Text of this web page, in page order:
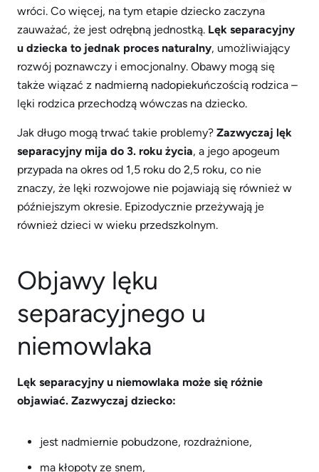
wróci. Co więcej, na tym etapie dziecko zaczyna
zauważać, że jest odrębną jednostką. Lęk separacyjny
u dziecka to jednak proces naturalny, umożliwiający
rozwój poznawczy i emocjonalny. Obawy mogą się
także wiązać z nadmierną nadopiekuńczością rodzica –
lęki rodzica przechodzą wówczas na dziecko.
Jak długo mogą trwać takie problemy? Zazwyczaj lęk
separacyjny mija do 3. roku życia, a jego apogeum
przypada na okres od 1,5 roku do 2,5 roku, co nie
znaczy, że lęki rozwojowe nie pojawiają się również w
późniejszym okresie. Epizodycznie przeżywają je
również dzieci w wieku przedszkolnym.
Objawy lęku
separacyjnego u
niemowlaka
Lęk separacyjny u niemowlaka może się różnie
objawiać. Zazwyczaj dziecko:
jest nadmiernie pobudzone, rozdrażnione,
ma kłopoty ze snem,